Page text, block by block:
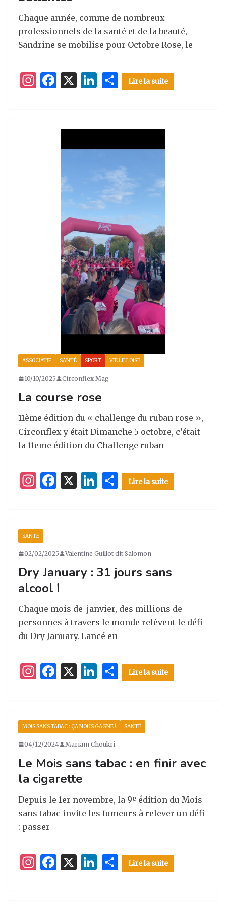
Chaque année, comme de nombreux
professionnels de la santé et de la beauté,
Sandrine se mobilise pour Octobre Rose, le
I
F
e
b
o
k
X
Li
e
dI
ar
g
er
Lire la suite
ASSOCIATIF SANTÉ SPORT VIE LILLOISE
10/10/2025 Circonflex Mag
La course rose
11ème édition du « challenge du ruban rose »,
Circonflex y était Dimanche 5 octobre, c’était
la 11eme édition du Challenge ruban
I
a
g
ra
m
F
o
o
k
X
Li
dI
n
ar
er
Lire la suite
SANTÉ
02/02/2025 Valentine Guillot dit Salomon
Dry January : 31 jours sans
alcool !
Chaque mois de janvier, des millions de
personnes à travers le monde relèvent le défi
du Dry January. Lancé en
I
a
g
ra
m
F
e
b
o
o
k
X
Li
e
dI
n
ar
g
er
Lire la suite
MOIS SANS TABAC : ÇA NOUS GAGNE ! SANTÉ
04/12/2024 Mariam Choukri
Le Mois sans tabac : en finir avec
la cigarette
Depuis le 1er novembre, la 9ᵉ édition du Mois
sans tabac invite les fumeurs à relever un défi
: passer
I
F
X
Li
ar
Lire la suite